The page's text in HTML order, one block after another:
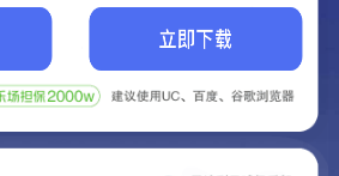
的网站正在建设.
是非常棒的网站.